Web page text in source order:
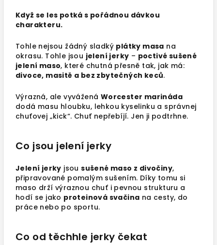
Když se les potká s pořádnou dávkou
charakteru.
Tohle nejsou žádný sladký plátky masa na
okrasu. Tohle jsou jelení jerky – poctivé sušené
jelení maso, které chutná přesně tak, jak má:
divoce, masitě a bez zbytečných keců.
Výrazná, ale vyvážená Worcester marináda
dodá masu hloubku, lehkou kyselinku a správnej
chuťovej „kick“. Chuť nepřebíjí. Jen ji podtrhne.
Co jsou jelení jerky
Jelení jerky jsousušené maso z divočiny,
připravované pomalým sušením. Díky tomu si
maso drží výraznou chuť i pevnou strukturu a
hodí se jako proteinová svačina na cesty, do
práce nebo po sportu.
Co od těchhle jerky čekat